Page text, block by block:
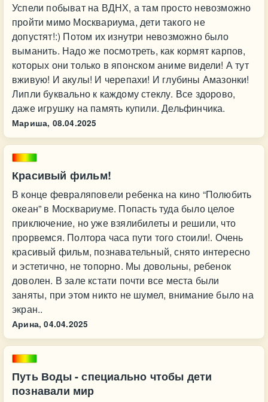
Успели побыват на ВДНХ, а там просто невозможно
пройти мимо Москвариума, дети такого не
допустят!:) Потом их изнутри невозможно было
выманить. Надо же посмотреть, как кормят карпов,
которых они только в японском аниме видели! А тут
вживую! И акулы! И черепахи! И глубины Амазонки!
Липли буквально к каждому стеклу. Все здорово,
даже игрушку на память купили. Дельфинчика.
Мариша, 08.04.2025
Красивый фильм!
В конце февраляповели ребенка на кино “Полюбить
океан” в Москвариуме. Попасть туда было целое
приключение, но уже взялибилеты и решили, что
прорвемся. Полтора часа пути того стоили!. Очень
красивый фильм, познавательный, снято интересно
и эстетично, не топорно. Мы довольны, ребенок
доволен. В зале кстати почти все места были
заняты, при этом никто не шумел, внимание было на
экран..
Арина, 04.04.2025
Путь Воды - специально чтобы дети
познавали мир